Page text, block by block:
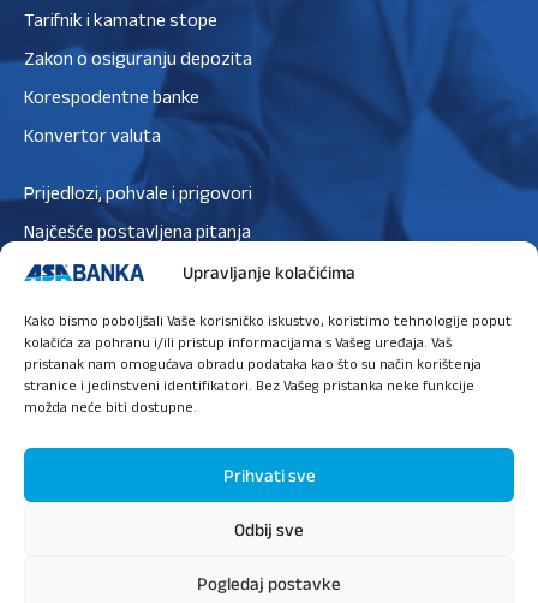
Upravljanje kolačićima
Kako bismo poboljšali Vaše korisničko iskustvo, koristimo tehnologije poput
kolačića za pohranu i/ili pristup informacijama s Vašeg uređaja. Vaš
pristanak nam omogućava obradu podataka kao što su način korištenja
stranice i jedinstveni identifikatori. Bez Vašeg pristanka neke funkcije
možda neće biti dostupne.
Prihvati sve
Odbij sve
Pogledaj postavke
Tarifnik i kamatne stope
Zakon o osiguranju depozita
Korespodentne banke
Konvertor valuta
Prijedlozi, pohvale i prigovori
Najčešće postavljena pitanja
Zaštita podataka
Politika kolačića